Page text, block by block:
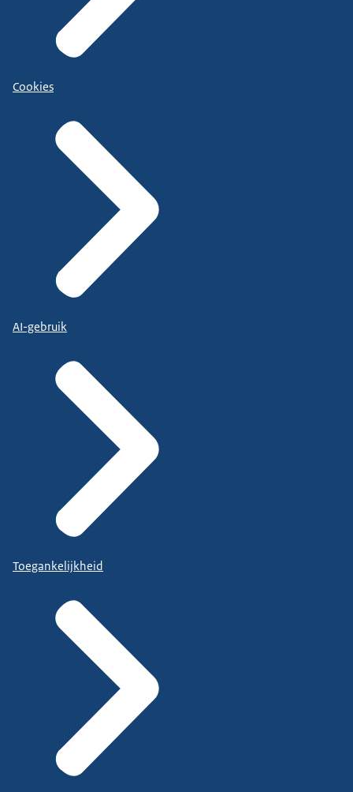
Cookies
AI-gebruik
Toegankelijkheid